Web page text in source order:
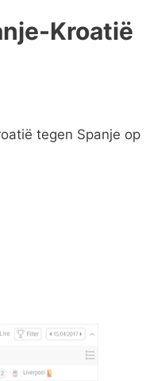
Kroatië
tegen Spanje op